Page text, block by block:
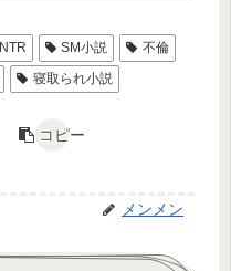
NTR SM小説
不倫
寝取られ小説
コピー
メンメン